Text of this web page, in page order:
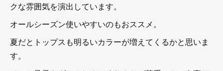
クな雰囲気を演出しています。
オールシーズン使いやすいのもおススメ。
夏だとトップスも明るいカラーが増えてくるかと思いま
す。